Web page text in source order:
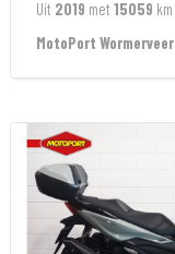
Uit 2019 met 15059 km
MotoPort Wormerveer